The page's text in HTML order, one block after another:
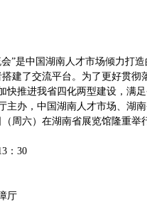
是中国湖南人才市场倾力打造
建了交流平台。为了更好贯
快推进我省四化两型建设，满
主办，中国湖南人才市场、湖
周六）在湖南省展览馆隆重
：30
厅